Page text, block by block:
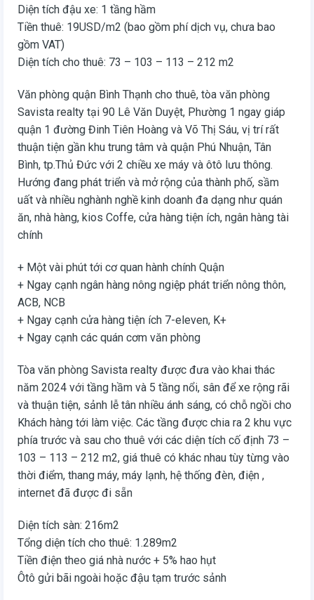
Diện tích đậu xe: 1 tầng hầm
Tiền thuê: 19USD/m2 (bao gồm phí dịch vụ, chưa bao
gồm VAT)
Diện tích cho thuê: 73 – 103 – 113 – 212 m2
Văn phòng quận Bình Thạnh cho thuê, tòa văn phòng
Savista realty tại 90 Lê Văn Duyệt, Phường 1 ngay giáp
quận 1 đường Đinh Tiên Hoàng và Võ Thị Sáu, vị trí rất
thuận tiện gần khu trung tâm và quận Phú Nhuận, Tân
Bình, tp.Thủ Đức với 2 chiều xe máy và ôtô lưu thông.
Hướng đang phát triển và mở rộng của thành phố, sầm
uất và nhiều nghành nghề kinh doanh đa dạng như quán
ăn, nhà hàng, kios Coffe, cửa hàng tiện ích, ngân hàng tài
chính
+ Một vài phút tới cơ quan hành chính Quận
+ Ngay cạnh ngân hàng nông ngiệp phát triển nông thôn,
ACB, NCB
+ Ngay cạnh cửa hàng tiện ích 7-eleven, K+
+ Ngay cạnh các quán cơm văn phòng
Tòa văn phòng Savista realty được đưa vào khai thác
năm 2024 với tầng hầm và 5 tầng nổi, sân để xe rộng rãi
và thuận tiện, sảnh lễ tân nhiều ánh sáng, có chỗ ngồi cho
Khách hàng tới làm việc. Các tầng được chia ra 2 khu vực
phía trước và sau cho thuê với các diện tích cố định 73 –
103 – 113 – 212 m2, giá thuê có khác nhau tùy từng vào
thời điểm, thang máy, máy lạnh, hệ thống đèn, điện ,
internet đã được đi sẵn
Diện tích sàn: 216m2
Tổng diện tích cho thuê: 1.289m2
Tiền điện theo giá nhà nước + 5% hao hụt
Ôtô gửi bãi ngoài hoặc đậu tạm trước sảnh